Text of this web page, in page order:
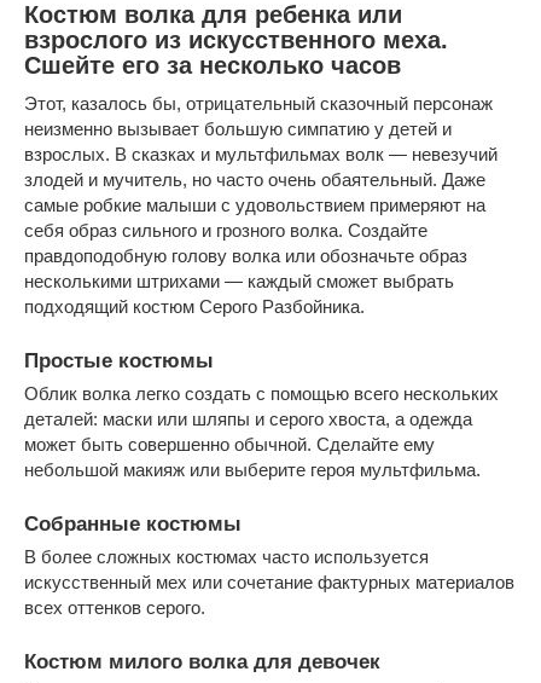
Костюм волка для ребенка или
взрослого из искусственного меха.
Сшейте его за несколько часов
Этот, казалось бы, отрицательный сказочный персонаж
неизменно вызывает большую симпатию у детей и
взрослых. В сказках и мультфильмах волк — невезучий
злодей и мучитель, но часто очень обаятельный. Даже
самые робкие малыши с удовольствием примеряют на
себя образ сильного и грозного волка. Создайте
правдоподобную голову волка или обозначьте образ
несколькими штрихами — каждый сможет выбрать
подходящий костюм Серого Разбойника.
Простые костюмы
Облик волка легко создать с помощью всего нескольких
деталей: маски или шляпы и серого хвоста, а одежда
может быть совершенно обычной. Сделайте ему
небольшой макияж или выберите героя мультфильма.
Собранные костюмы
В более сложных костюмах часто используется
искусственный мех или сочетание фактурных материалов
всех оттенков серого.
Костюм милого волка для девочек